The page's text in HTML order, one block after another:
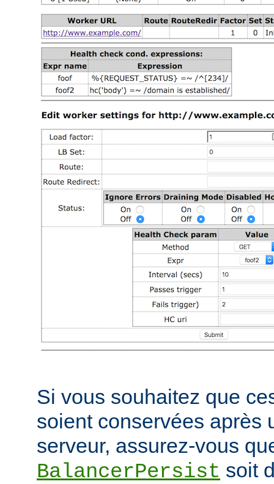
Si vous souhaitez que
soient conservées après
serveur, assurez-vous
BalancerPersist soit